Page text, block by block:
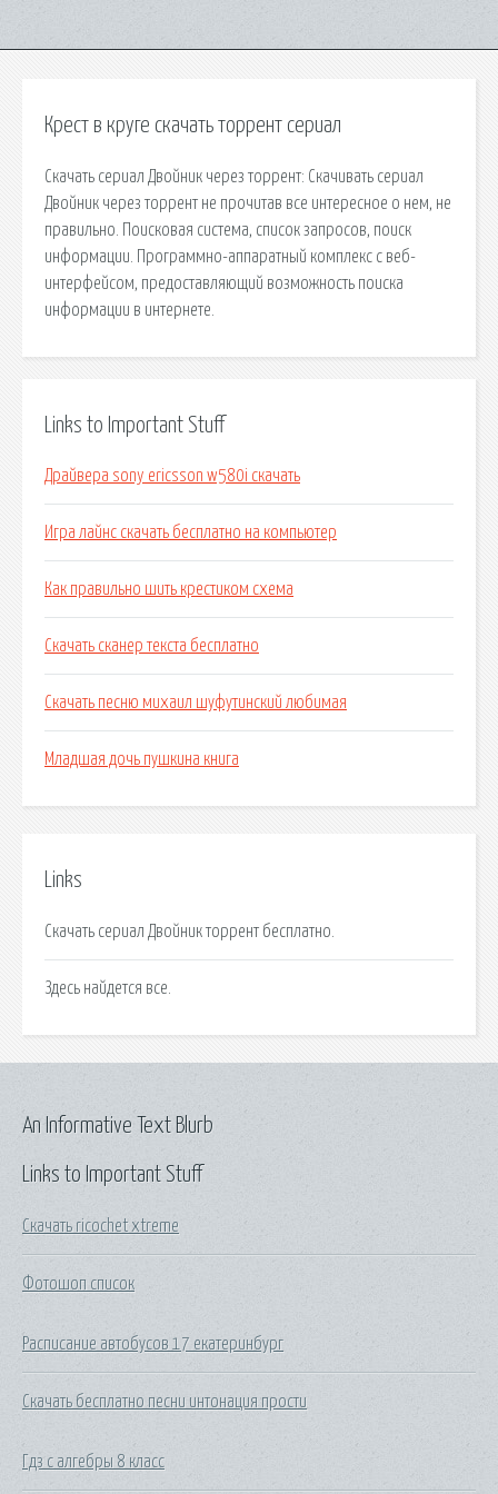
Крест в круге скачать торрент сериал
Скачать сериал Двойник через торрент: Скачивать сериал
Двойник через торрент не прочитав все интересное о нем, не
правильно. Поисковая сиcтема, список запросов, поиск
информации. Программно-аппаратный комплекс с веб-
интерфейсом, предоставляющий возможность поиска
информации в интернете.
Links to Important Stuff
Драйвера sony ericsson w580i скачать
Игра лайнс скачать бесплатно на компьютер
Как правильно шить крестиком схема
Скачать сканер текста бесплатно
Скачать песню михаил шуфутинский любимая
Младшая дочь пушкина книга
Links
Скачать сериал Двойник торрент бесплатно.
Здесь найдется все.
Links to Important Stuff
Скачать ricochet xtreme
Фотошоп список
Расписание автобусов 17 екатеринбург
Скачать бесплатно песни интонация прости
Гдз с алгебры 8 класс
An Informative Text Blurb